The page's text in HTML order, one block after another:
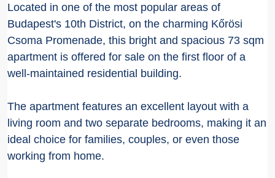
Located in one of the most popular areas of
Budapest's 10th District, on the charming Kőrösi
Csoma Promenade, this bright and spacious 73 sqm
apartment is offered for sale on the first floor of a
well-maintained residential building.
The apartment features an excellent layout with a
living room and two separate bedrooms, making it an
ideal choice for families, couples, or even those
working from home.